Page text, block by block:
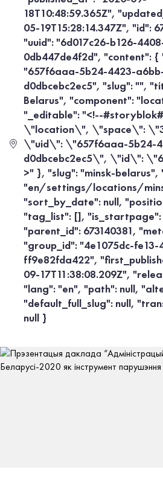
18T10:48:59.365Z",
05-19T15:28:14.347Z", "id":
"uuid": "6d017c26-b126-
0db447de4f2d", "content": {
"657f6aaa-5b24-4423-
d0dbcebc2ec5", "slug": "",
Belarus", "component":
"_editable": "<!--
\"location\", \"space\":
\"uid\": \"657f6aaa-5b24-
d0dbcebc2ec5\", \"id\":
>" }, "slug": "minsk-belarus",
"en/settings/locations/
"sort_by_date": null,
"tag_list": [], "is_startpage":
"parent_id": 673140381,
"group_id": "4e1075dc-fe13-
ff9e82fda422",
09-17T11:38:08.209Z",
"lang": "en", "path": null,
"default_full_slug": null,
null }